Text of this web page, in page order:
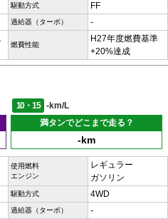
駆動方式 FF
過給器（ターボ） -
燃費性能
H27年度燃費基準
+20%達成
10・15
-km/L
満タンでどこまで走る？
-km
使用燃料
エンジン
レギュラー
ガソリン
駆動方式 4WD
過給器（ターボ） -